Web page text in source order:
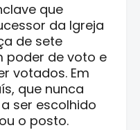
que
da Igreja
de sete
poder de voto e
votados. Em
que nunca
ser escolhido
o posto.